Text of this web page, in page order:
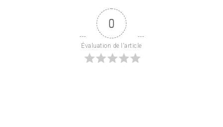
0
Évaluation de l'article